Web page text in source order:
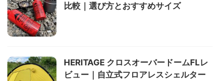
比較｜選び方とおすすめサイズ
HERITAGE クロスオーバードームFLレ
ビュー｜自立式フロアレスシェルター